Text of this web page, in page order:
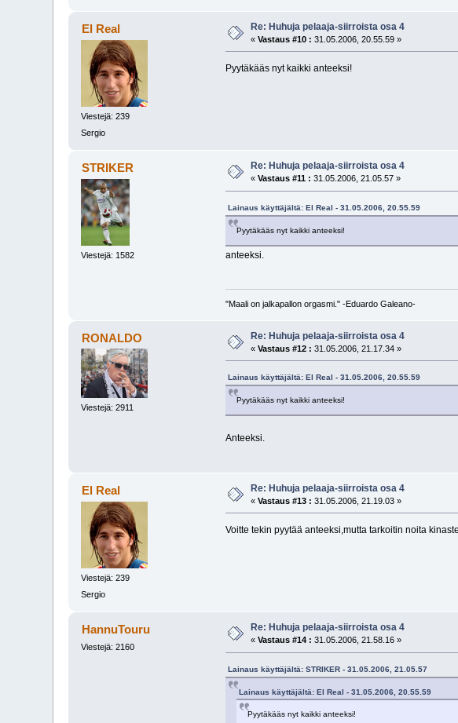
El Real
Viestejä: 239
Sergio
Re: Huhuja pelaaja-siirroista osa 4
«Vastaus #10 : 31.05.2006, 20.55.59 »
Pyytäkääs nyt kaikki anteeksi!
STRIKER
Viestejä: 1582
Re: Huhuja pelaaja-siirroista osa 4
«Vastaus #11 : 31.05.2006, 21.05.57 »
Lainaus käyttäjältä: El Real - 31.05.2006, 20.55.59
Pyytäkääs nyt kaikki anteeksi!
anteeksi.
"Maali on jalkapallon orgasmi." -Eduardo Galeano-
RONALDO
Viestejä: 2911
Re: Huhuja pelaaja-siirroista osa 4
«Vastaus #12 : 31.05.2006, 21.17.34 »
Lainaus käyttäjältä: El Real - 31.05.2006, 20.55.59
Pyytäkääs nyt kaikki anteeksi!
Anteeksi.
El Real
Viestejä: 239
Sergio
Re: Huhuja pelaaja-siirroista osa 4
«Vastaus #13 : 31.05.2006, 21.19.03 »
Voitte tekin pyytää anteeksi,mutta tarkoitin noita
HannuTouru
Viestejä: 2160
Re: Huhuja pelaaja-siirroista osa 4
«Vastaus #14 : 31.05.2006, 21.58.16 »
Lainaus käyttäjältä: STRIKER - 31.05.2006, 21.05.57
Lainaus käyttäjältä: El Real - 31.05.2006, 20.55.59
Pyytäkääs nyt kaikki anteeksi!